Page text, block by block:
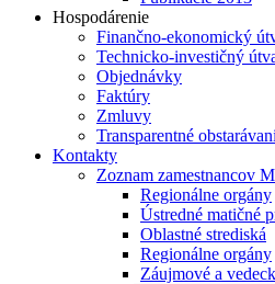
Hospodárenie
Finančno-ekonomický
Technicko-investičný
Objednávky
Faktúry
Zmluvy
Transparentné
Kontakty
Zoznam zamestnancov
Regionálne orgány
Ústredné matičné
Oblastné strediská
Regionálne orgány
Záujmové a